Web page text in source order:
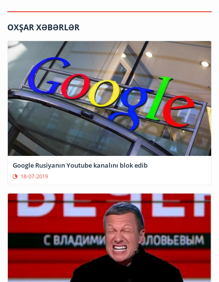
OXŞAR XƏBƏRLƏR
Google Rusiyanın Youtube kanalını blok edib
18-07-2019